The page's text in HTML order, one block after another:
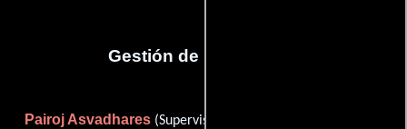
Gestión de producción
Pairoj Asvadhares(Supervisor de producción),